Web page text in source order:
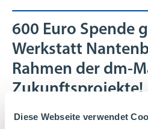
Diese Webseite verwendet
600 Euro Spende
Werkstatt
Rahmen der dm-
Zukunftsprojekte!